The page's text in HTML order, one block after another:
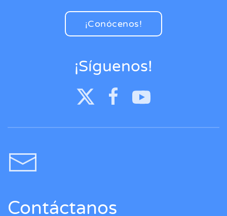
¡Conócenos!
¡Síguenos!
Contáctanos